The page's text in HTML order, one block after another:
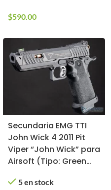
$590.00
Secundaria EMG TTI
John Wick 4 2011 Pit
Viper “John Wick” para
Airsoft (Tipo: Green
5 en stock